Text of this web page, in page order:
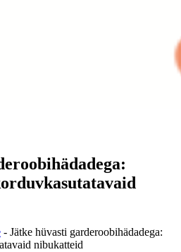
- Jätke hüvasti garderoobihädadega:
nibukatteid